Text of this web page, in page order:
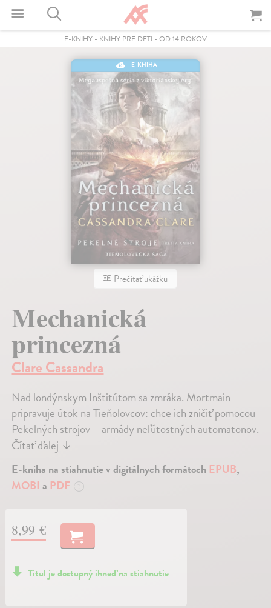
E-KNIHY - KNIHY PRE DETI - OD 14 ROKOV
E-KNIHA
Prečítať ukážku
Mechanická
princezná
Clare Cassandra
Nad londýnskym Inštitútom sa zmráka. Mortmain
pripravuje útok na Tieňolovcov: chce ich zničiť pomocou
Pekelných strojov – armády neľútostných automatonov.
Čítať ďalej↓
E-kniha na stiahnutie v digitálnych formátoch EPUB,
MOBI a PDF ?
8,99 €
Titul je dostupný ihneď na stiahnutie